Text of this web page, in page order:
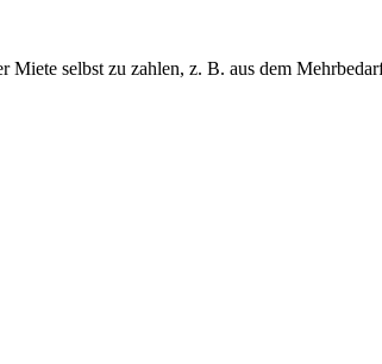
selbst zu zahlen, z. B. aus dem